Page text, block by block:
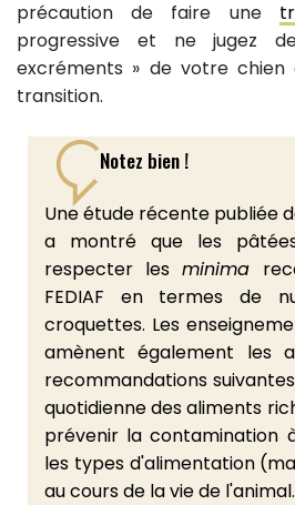
précaution de faire une
progressive et ne jugez
excréments » de votre chien
transition.
Notez bien !
Une étude récente publiée
a montré que les
respecter lesminima
FEDIAF en termes de
croquettes. Les
amènent également les
recommandations
quotidienne des aliments
prévenir la contamination
les types d'alimentation
au cours de la vie de l'animal.